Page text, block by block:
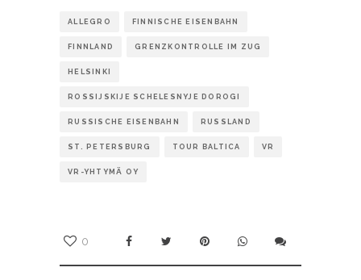
ALLEGRO FINNISCHE EISENBAHN
FINNLAND GRENZKONTROLLE IM ZUG
HELSINKI
ROSSIJSKIJE SCHELESNYJE DOROGI
RUSSISCHE EISENBAHN RUSSLAND
ST. PETERSBURG TOUR BALTICA VR
VR-YHTYMÄ OY
0